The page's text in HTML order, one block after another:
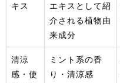
キス
エキスとして紹
介される植物由
来成分
清涼
感・使
ミント系の香
り・清涼感